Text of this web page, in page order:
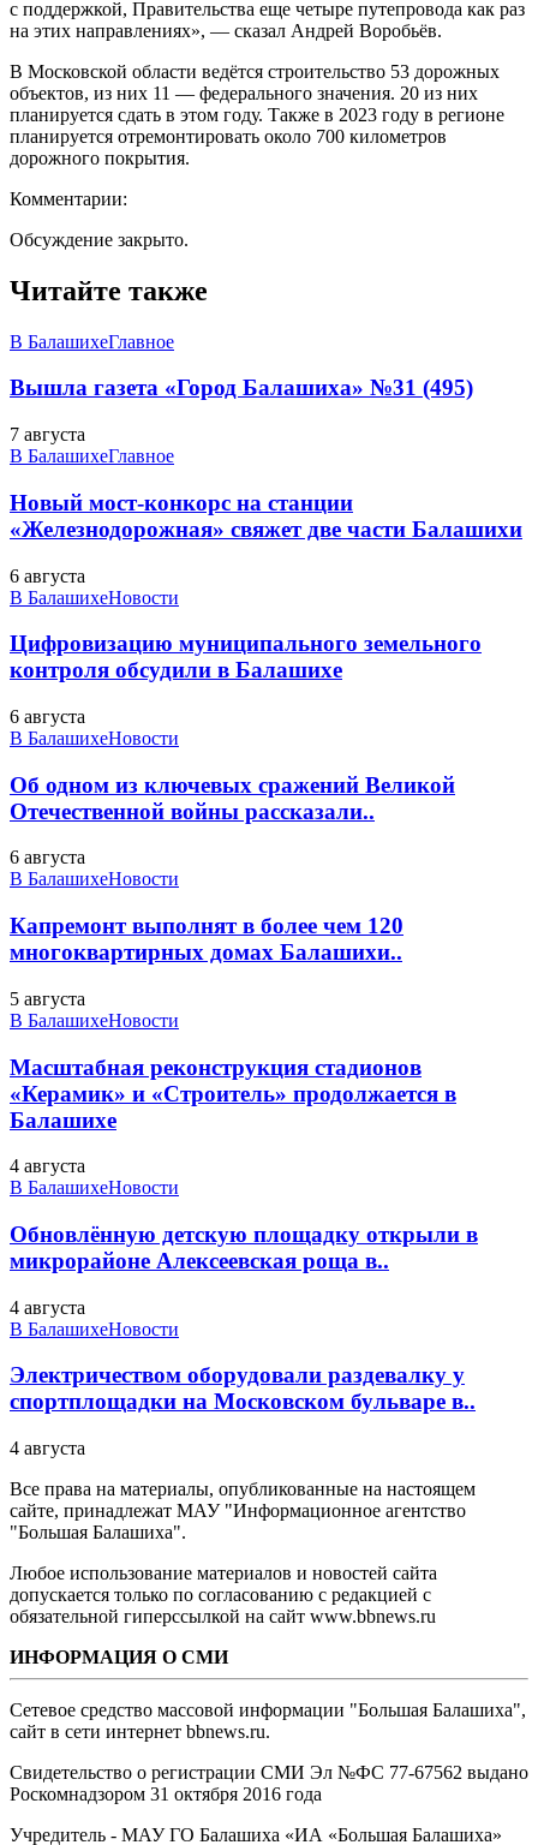
с поддержкой, Правительства еще четыре путепровода как раз
на этих направлениях», — сказал Андрей Воробьёв.
В Московской области ведётся строительство 53 дорожных
объектов, из них 11 — федерального значения. 20 из них
планируется сдать в этом году. Также в 2023 году в регионе
планируется отремонтировать около 700 километров
дорожного покрытия.
Комментарии:
Обсуждение закрыто.
Читайте также
В БалашихеГлавное
Вышла газета «Город Балашиха» №31 (495)
7 августа
В БалашихеГлавное
Новый мост-конкорс на станции
«Железнодорожная» свяжет две части Балашихи
6 августа
В БалашихеНовости
Цифровизацию муниципального земельного
контроля обсудили в Балашихе
6 августа
В БалашихеНовости
Об одном из ключевых сражений Великой
Отечественной войны рассказали..
6 августа
В БалашихеНовости
Капремонт выполнят в более чем 120
многоквартирных домах Балашихи..
5 августа
В БалашихеНовости
Масштабная реконструкция стадионов
«Керамик» и «Строитель» продолжается в
Балашихе
4 августа
В БалашихеНовости
Обновлённую детскую площадку открыли в
микрорайоне Алексеевская роща в..
4 августа
В БалашихеНовости
Электричеством оборудовали раздевалку у
спортплощадки на Московском бульваре в..
4 августа
Все права на материалы, опубликованные на настоящем
сайте, принадлежат МАУ "Информационное агентство
"Большая Балашиха".
Любое использование материалов и новостей сайта
допускается только по согласованию с редакцией с
обязательной гиперссылкой на сайт www.bbnews.ru
ИНФОРМАЦИЯ О СМИ
Сетевое средство массовой информации "Большая Балашиха",
сайт в сети интернет bbnews.ru.
Свидетельство о регистрации СМИ Эл №ФС ‎77-67562 выдано
Роскомнадзором 31 октября 2016 года
Учредитель - МАУ ГО Балашиха «ИА «Большая Балашиха»